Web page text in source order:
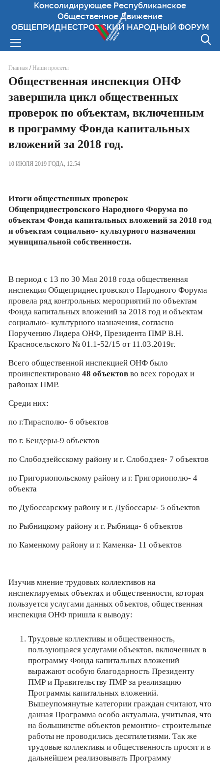
Консолидирующее Республиканское
Общественное Движение
ОБЩЕПРИДНЕСТРОВСКИЙ НАРОДНЫЙ ФОРУМ
Вы здесь
Главная / Наши проекты
Общественная инспекция ОНФ
завершила цикл общественных
проверок по объектам, включенным
в программу Фонда капитальных
вложений за 2018 год.
10 ИЮЛЯ 2019 ГОДА, 12:54
Итоги общественных проверок
Общеприднестровского Народного Форума по
объектам Фонда капитальных вложений за 2018 год
и объектам социально- культурного назначения
муниципальной собственности.
В период с 13 по 30 Мая 2018 года общественная
инспекция Общеприднестровского Народного Форума
провела ряд контрольных мероприятий по объектам
Фонда капитальных вложений за 2018 год и объектам
социально- культурного назначения, согласно
Поручению Лидера ОНФ, Президента ПМР В.Н.
Красносельского № 01.1-52/15 от 11.03.2019г.
Всего общественной инспекцией ОНФ было
проинспектировано 48 объектов во всех городах и
районах ПМР.
Среди них:
по г.Тирасполю- 6 объектов
по г. Бендеры-9 объектов
по Слободзейсскому району и г. Слободзея- 7 объектов
по Григориопольскому району и г. Григориополю- 4
объекта
по Дубоссарскму району и г. Дубоссары- 5 объектов
по Рыбницкому району и г. Рыбница- 6 объектов
по Каменкому району и г. Каменка- 11 объектов
Изучив мнение трудовых коллективов на
инспектируемых объектах и общественности, которая
пользуется услугами данных объектов, общественная
инспекция ОНФ пришла к выводу:
Трудовые коллективы и общественность,
пользующаяся услугами объектов, включенных в
программу Фонда капитальных вложений
выражают особую благодарность Президенту
ПМР и Правительству ПМР за реализацию
Программы капитальных вложений.
Вышеупомянутые категории граждан считают, что
данная Программа особо актуальна, учитывая, что
на большинстве объектов ремонтно- строительные
работы не проводились десятилетиями. Так же
трудовые коллективы и общественность просят и в
дальнейшем реализовывать Программу